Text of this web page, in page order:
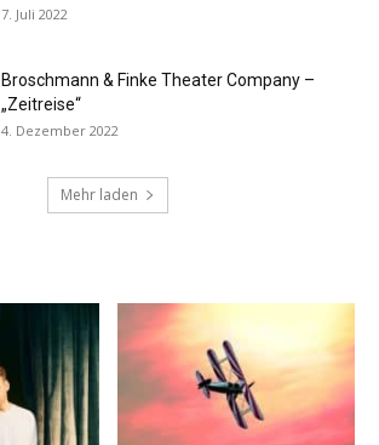
7. Juli 2022
Broschmann & Finke Theater Company –
„Zeitreise“
4. Dezember 2022
Mehr laden